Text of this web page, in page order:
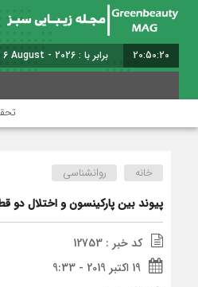
20:50:21 برابر با : Thursday - 6 August - 2026
تحقیقی
خانه روانشناسی
پیوند بین پارکینسون و اختلال
کد خبر : 12753
19 اکتبر 2019 - 9:33